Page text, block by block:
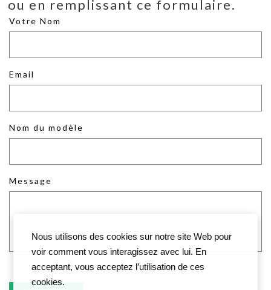
ou en remplissant ce formulaire.
Votre Nom
Email
Nom du modèle
Message
Nous utilisons des cookies sur notre site Web pour
voir comment vous interagissez avec lui. En
acceptant, vous acceptez l’utilisation de ces
cookies.